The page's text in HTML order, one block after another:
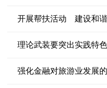
开展帮扶活动 建设和谐
理论武装要突出实践特色
强化金融对旅游业发展